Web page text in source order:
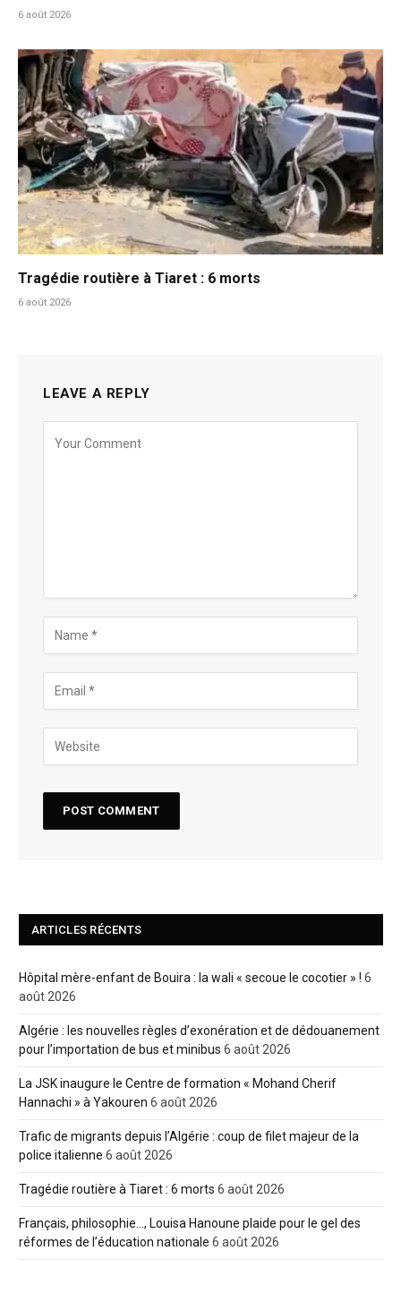
6 août 2026
Tragédie routière à Tiaret : 6 morts
6 août 2026
LEAVE A REPLY
ARTICLES RÉCENTS
Hôpital mère-enfant de Bouira : la wali « secoue le cocotier » ! 6
août 2026
Algérie : les nouvelles règles d’exonération et de dédouanement
pour l’importation de bus et minibus 6 août 2026
La JSK inaugure le Centre de formation « Mohand Cherif
Hannachi » à Yakouren 6 août 2026
Trafic de migrants depuis l’Algérie : coup de filet majeur de la
police italienne 6 août 2026
Tragédie routière à Tiaret : 6 morts 6 août 2026
Français, philosophie…, Louisa Hanoune plaide pour le gel des
réformes de l’éducation nationale 6 août 2026